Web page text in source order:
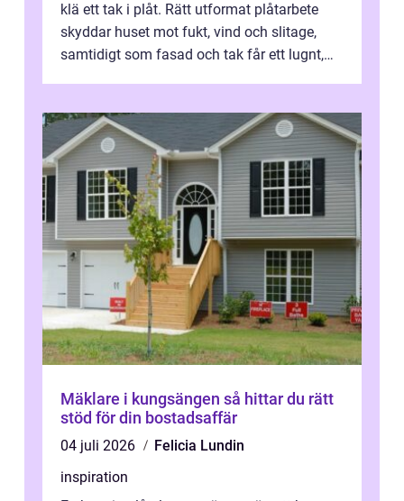
klä ett tak i plåt. Rätt utformat plåtarbete
skyddar huset mot fukt, vind och slitage,
samtidigt som fasad och tak får ett lugnt,
Mäklare i kungsängen så hittar du rätt
stöd för din bostadsaffär
04 juli 2026
Felicia Lundin
inspiration